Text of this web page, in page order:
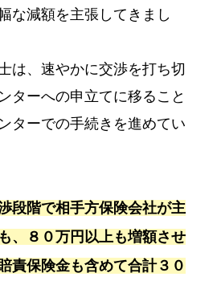
な減額を主張してきまし
は、速やかに交渉を打ち切
ターへの申立てに移ること
ターでの手続きを進めてい
段階で相手方保険会社が主
、８０万円以上も増額させ
責保険金も含めて合計３０